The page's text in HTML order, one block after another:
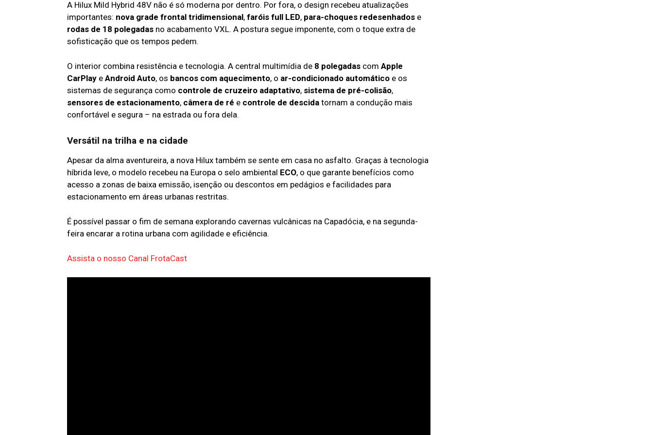
A Hilux Mild Hybrid 48V não é só moderna por dentro. Por fora, o design recebeu atualizações
importantes: nova grade frontal tridimensional, faróis full LED, para-choques redesenhados e
rodas de 18 polegadas no acabamento VXL. A postura segue imponente, com o toque extra de
sofisticação que os tempos pedem.
O interior combina resistência e tecnologia. A central multimídia de 8 polegadas com Apple
CarPlay e Android Auto, os bancos com aquecimento, o ar-condicionado automático e os
sistemas de segurança como controle de cruzeiro adaptativo, sistema de pré-colisão,
sensores de estacionamento, câmera de ré e controle de descida tornam a condução mais
confortável e segura – na estrada ou fora dela.
Versátil na trilha e na cidade
Apesar da alma aventureira, a nova Hilux também se sente em casa no asfalto. Graças à tecnologia
híbrida leve, o modelo recebeu na Europa o selo ambiental ECO, o que garante benefícios como
acesso a zonas de baixa emissão, isenção ou descontos em pedágios e facilidades para
estacionamento em áreas urbanas restritas.
É possível passar o fim de semana explorando cavernas vulcânicas na Capadócia, e na segunda-
feira encarar a rotina urbana com agilidade e eficiência.
Assista o nosso Canal FrotaCast